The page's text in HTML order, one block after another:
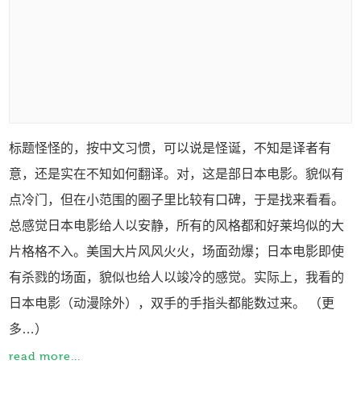
标题怪怪的，按中文习惯，可以说是怪诞，不知是译者有
意，还是实在不知如何翻译。对，这是部日本电影。貌似有
点冷门，但在小范围的圈子里比较有口碑，于是找来看看。
总感觉日本电影给人以安静，所有的风格都和好莱坞似的大
片格格不入。美国大片风风火火，场面劲爆；日本电影即使
有杀戮的场面，貌似也给人以竣冷的感觉。实际上，我看的
日本电影（动漫除外），双手的手指头都能数过来。 （更
多…）
read more...